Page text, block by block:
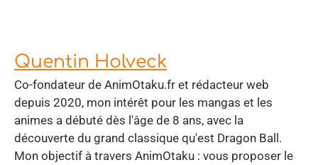
Quentin Holveck
Co-fondateur de AnimOtaku.fr et rédacteur web
depuis 2020, mon intérêt pour les mangas et les
animes a débuté dès l'âge de 8 ans, avec la
découverte du grand classique qu'est Dragon Ball.
Mon objectif à travers AnimOtaku : vous proposer le